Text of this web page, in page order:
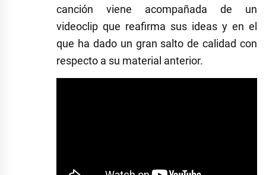
canción viene acompañada de un
videoclip que reafirma sus ideas y en el
que ha dado un gran salto de calidad con
respecto a su material anterior.